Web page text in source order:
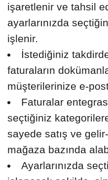
işaretlenir ve tahsil
ayarlarınızda
işlenir.
İstediğiniz
faturaların
müşterilerinize e-
Faturalar
seçtiğiniz
sayede satış ve
mağaza bazında
Ayarlarınızda